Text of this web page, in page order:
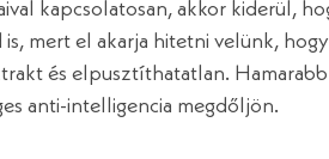
kapcsolatosan, akkor kiderül,
is, mert el akarja hitetni velünk,
és elpusztíthatatlan.
anti-intelligencia megdőljön.